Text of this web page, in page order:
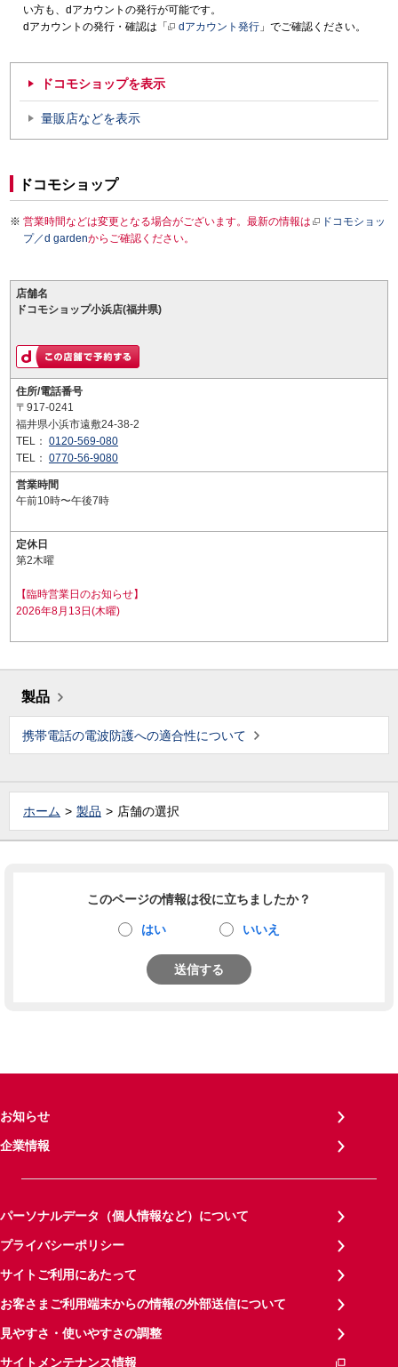
い方も、dアカウントの発行が可能です。
dアカウントの発行・確認は「
dアカウント発行 」でご確認ください。
ドコモショップを表示
量販店などを表示
ドコモショップ
営業時間などは変更となる場合がございます。最新の情報は
ドコモショッ
プ／d gardenからご確認ください。
店舗名
ドコモショップ小浜店(福井県)
住所/電話番号
〒917-0241
福井県小浜市遠敷24-38-2
TEL： 0120-569-080
TEL： 0770-56-9080
営業時間
午前10時〜午後7時
定休日
第2木曜
【臨時営業日のお知らせ】
2026年8月13日(木曜)
製品
携帯電話の電波防護への適合性について
ホーム 製品 店舗の選択
このページの情報は役に立ちましたか？
はい いいえ
送信する
お知らせ
企業情報
パーソナルデータ（個人情報など）について
プライバシーポリシー
サイトご利用にあたって
お客さまご利用端末からの情報の外部送信について
見やすさ・使いやすさの調整
サイトメンテナンス情報